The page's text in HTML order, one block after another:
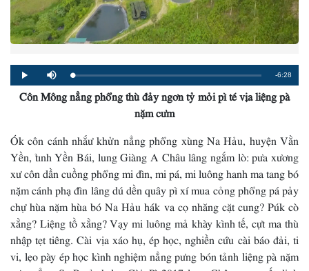
Play Mute Loaded:
0%
Progress:
0%
Remaining
Time
-6:28
Côn Mông nẳng phổng thù đảy ngơn tỷ mỏi pì té vịa liệng pà
nặm cưm
Ók côn cánh nhắư khửn nẳng phổng xùng Na Hảu, huyện Vằn
Yền, tỉnh Yền Bái, lung Giàng A Châu lâng ngắm lò: pưa xương
xư côn dần cuồng phổng mi đìn, mi pá, mi luông hanh ma tang bó
nặm cánh phạ đìn lâng dú dền quây pì xí mua cỏng phổng pá pảy
chự hùa nặm hùa bó Na Hảu hák va cọ nhăng cặt cung? Púk cò
xằng? Liệng tồ xằng? Vạy mi luông mả khày kình tế, cựt ma thù
nhập tẹt tiêng. Cài vịa xáo hụ, ép học, nghiền cứu cài báo đải, ti
vi, lẹo pày ép học kình nghiệm nẳng pưng bón tảnh liệng pà nặm